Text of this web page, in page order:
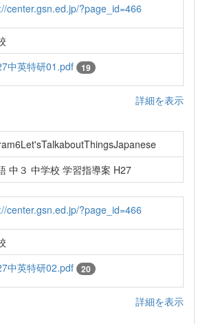
center.gsn.ed.jp/?page_id=466
中英特研01.pdf 19
詳細を表示
中３ 中学校 学習指導案 H27
center.gsn.ed.jp/?page_id=466
中英特研02.pdf 20
詳細を表示